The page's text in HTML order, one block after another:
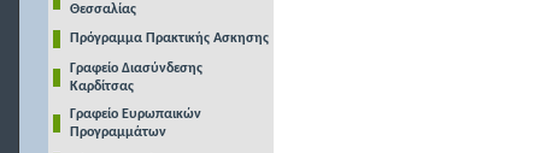
Θεσσαλίας
Πρόγραμμα Πρακτικής Ασκησης
Γραφείο Διασύνδεσης
Καρδίτσας
Γραφείο Ευρωπαικών
Προγραμμάτων